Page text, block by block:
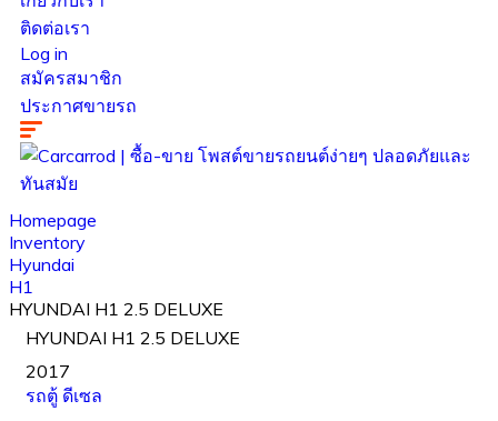
ติดต่อเรา
Log in
สมัครสมาชิก
ประกาศขายรถ
Homepage
Inventory
Hyundai
H1
HYUNDAI H1 2.5 DELUXE
HYUNDAI H1 2.5 DELUXE
2017
รถตู้ ดีเซล